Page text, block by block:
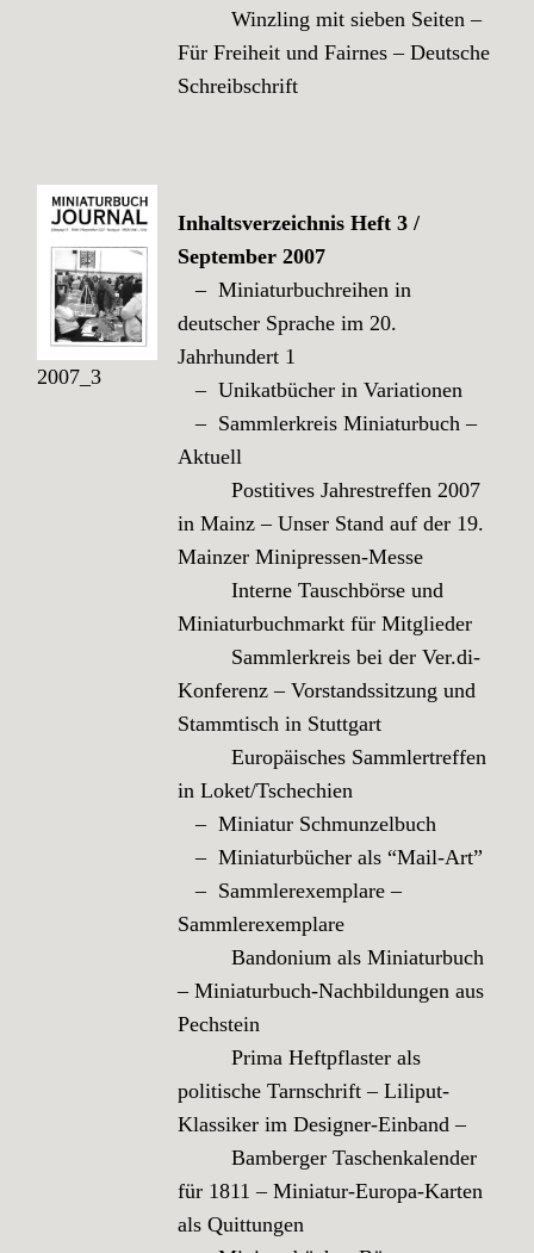
Winzling mit sieben Seiten –
Für Freiheit und Fairnes – Deutsche
Schreibschrift
2007_3
Inhaltsverzeichnis Heft 3 /
September 2007
– Miniaturbuchreihen in
deutscher Sprache im 20.
Jahrhundert 1
– Unikatbücher in Variationen
– Sammlerkreis Miniaturbuch –
Aktuell
Postitives Jahrestreffen 2007
in Mainz – Unser Stand auf der 19.
Mainzer Minipressen-Messe
Interne Tauschbörse und
Miniaturbuchmarkt für Mitglieder
Sammlerkreis bei der Ver.di-
Konferenz – Vorstandssitzung und
Stammtisch in Stuttgart
Europäisches Sammlertreffen
in Loket/Tschechien
– Miniatur Schmunzelbuch
– Miniaturbücher als “Mail-Art”
– Sammlerexemplare –
Sammlerexemplare
Bandonium als Miniaturbuch
– Miniaturbuch-Nachbildungen aus
Pechstein
Prima Heftpflaster als
politische Tarnschrift – Liliput-
Klassiker im Designer-Einband –
Bamberger Taschenkalender
für 1811 – Miniatur-Europa-Karten
als Quittungen